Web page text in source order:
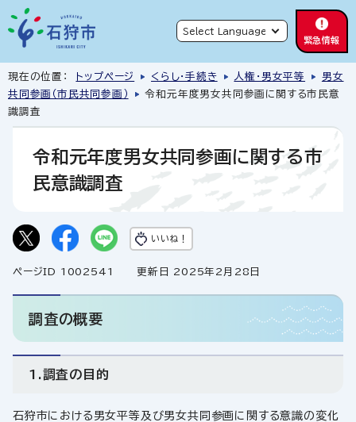
緊急情報
現在の位置： トップページ くらし・手続き 人権・男女平等
男女
共同参画（市民共同参画）
令和元年度男女共同参画に関する市民意
識調査
令和元年度男女共同参画に関する市
民意識調査
いいね！
ページID 1002541 更新日 2025年2月28日
調査の概要
1.調査の目的
石狩市における男女平等及び男女共同参画に関する意識の変化